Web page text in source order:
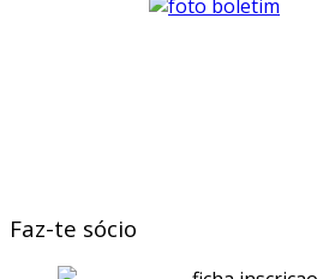
Faz-te sócio